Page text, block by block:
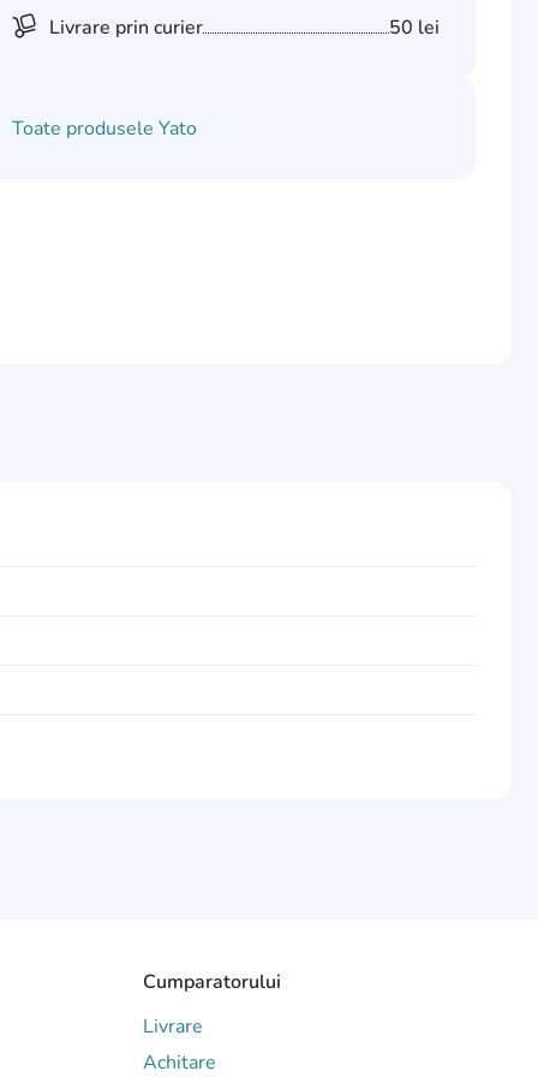
Livrare prin curier 50 lei
Toate produsele Yato
Cumparatorului
Livrare
Achitare